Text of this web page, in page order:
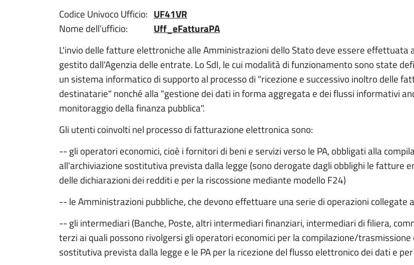
Codice Univoco Ufficio: UF41VR
Nome dell’ufficio: Uff_eFatturaPA
L'invio delle fatture elettroniche alle Amministrazioni dello Stato deve essere effettuata
gestito dall'Agenzia delle entrate. Lo SdI, le cui modalità di funzionamento sono state
un sistema informatico di supporto al processo di "ricezione e successivo inoltro delle
destinatarie" nonché alla "gestione dei dati in forma aggregata e dei flussi informativi
monitoraggio della finanza pubblica".
Gli utenti coinvolti nel processo di fatturazione elettronica sono:
-- gli operatori economici, cioè i fornitori di beni e servizi verso le PA, obbligati alla
all'archiviazione sostitutiva prevista dalla legge (sono derogate dagli obblighi le fatture
delle dichiarazioni dei redditi e per la riscossione mediante modello F24)
-- le Amministrazioni pubbliche, che devono effettuare una serie di operazioni
-- gli intermediari (Banche, Poste, altri intermediari finanziari, intermediari di filiera,
terzi ai quali possono rivolgersi gli operatori economici per la compilazione/
sostitutiva prevista dalla legge e le PA per la ricezione del flusso elettronico dei dati e